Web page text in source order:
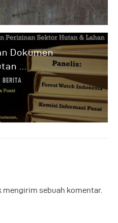
Dokumen
...
BERITA
mengirim sebuah komentar.